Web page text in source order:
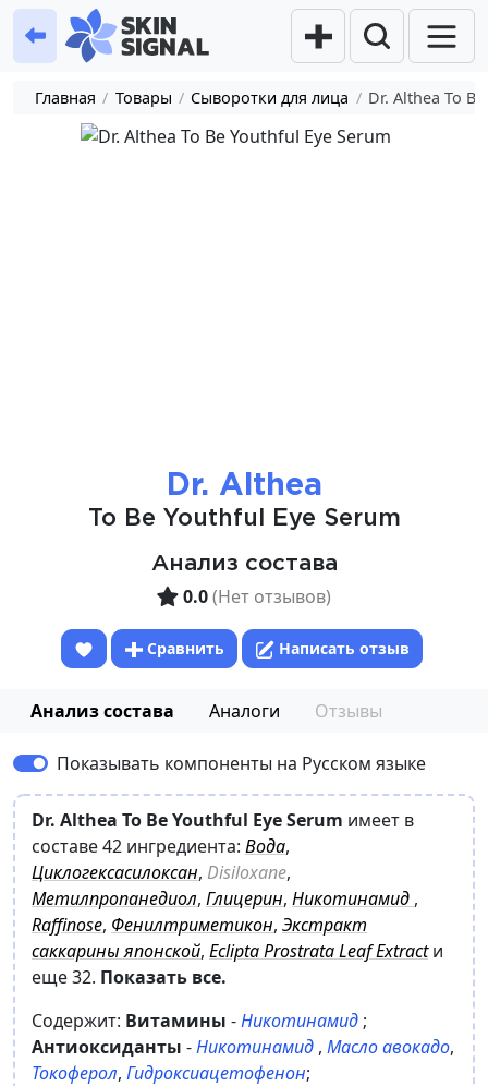
Главная / Товары / Сыворотки для лица / Dr. Althea To
Dr. Althea
To Be Youthful Eye Serum
Анализ состава
0.0(Нет отзывов)
Сравнить Написать отзыв
Анализ состава Аналоги Отзывы
Показывать компоненты на Русском языке
Dr. Althea To Be Youthful Eye Serum имеет в
составе 42 ингредиента: Вода,
Циклогексасилоксан, Disiloxane,
Метилпропанедиол, Глицерин, Никотинамид ,
Raffinose, Фенилтриметикон, Экстракт
саккарины японской, Eclipta Prostrata Leaf Extractи
еще 32. Показать все.
Содержит: Витамины -Никотинамид ;
Антиоксиданты -Никотинамид , Масло авокадо,
Токоферол, Гидроксиацетофенон;